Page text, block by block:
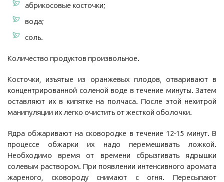
абрикосовые косточки;
вода;
соль.
Количество продуктов произвольное.
Косточки, изъятые из оранжевых плодов, отваривают в
концентрированной соленой воде в течение минуты. Затем
оставляют их в кипятке на полчаса. После этой нехитрой
манипуляции их легко очистить от жесткой оболочки.
Ядра обжаривают на сковородке в течение 12-15 минут. В
процессе обжарки их надо перемешивать ложкой.
Необходимо время от времени сбрызгивать ядрышки
солевым раствором. При появлении интенсивного аромата
жареного, сковороду снимают с огня. Пересыпают